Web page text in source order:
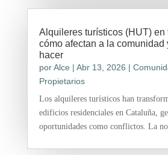
Alquileres turísticos (HUT) en
cómo afectan a la comunidad
hacer
porAlce | Abr 13, 2026 |
Propietarios
Los alquileres turísticos han
edificios residenciales en Cataluña,
oportunidades como conflictos. La